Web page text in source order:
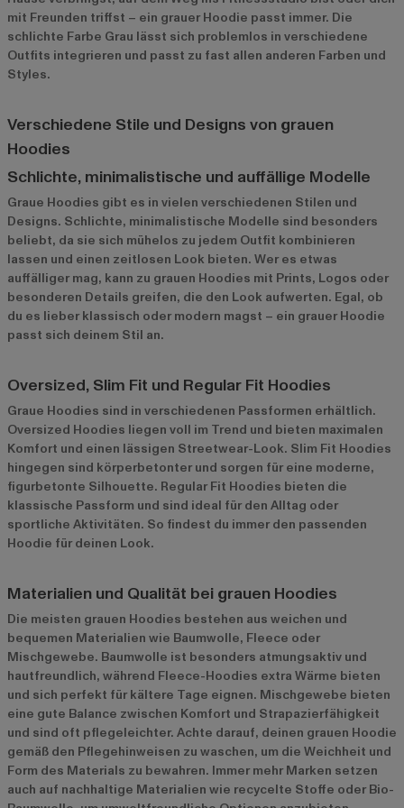
mit Freunden triffst – ein grauer Hoodie passt immer. Die
schlichte Farbe Grau lässt sich problemlos in verschiedene
Outfits integrieren und passt zu fast allen anderen Farben und
Styles.
Verschiedene Stile und Designs von grauen
Hoodies
Schlichte, minimalistische und auffällige Modelle
Graue Hoodies gibt es in vielen verschiedenen Stilen und
Designs. Schlichte, minimalistische Modelle sind besonders
beliebt, da sie sich mühelos zu jedem Outfit kombinieren
lassen und einen zeitlosen Look bieten. Wer es etwas
auffälliger mag, kann zu grauen Hoodies mit Prints, Logos oder
besonderen Details greifen, die den Look aufwerten. Egal, ob
du es lieber klassisch oder modern magst – ein grauer Hoodie
passt sich deinem Stil an.
Oversized, Slim Fit und Regular Fit Hoodies
Graue Hoodies sind in verschiedenen Passformen erhältlich.
Oversized Hoodies liegen voll im Trend und bieten maximalen
Komfort und einen lässigen Streetwear-Look. Slim Fit Hoodies
hingegen sind körperbetonter und sorgen für eine moderne,
figurbetonte Silhouette. Regular Fit Hoodies bieten die
klassische Passform und sind ideal für den Alltag oder
sportliche Aktivitäten. So findest du immer den passenden
Hoodie für deinen Look.
Materialien und Qualität bei grauen Hoodies
Die meisten grauen Hoodies bestehen aus weichen und
bequemen Materialien wie Baumwolle, Fleece oder
Mischgewebe. Baumwolle ist besonders atmungsaktiv und
hautfreundlich, während Fleece-Hoodies extra Wärme bieten
und sich perfekt für kältere Tage eignen. Mischgewebe bieten
eine gute Balance zwischen Komfort und Strapazierfähigkeit
und sind oft pflegeleichter. Achte darauf, deinen grauen Hoodie
gemäß den Pflegehinweisen zu waschen, um die Weichheit und
Form des Materials zu bewahren. Immer mehr Marken setzen
auch auf nachhaltige Materialien wie recycelte Stoffe oder Bio-